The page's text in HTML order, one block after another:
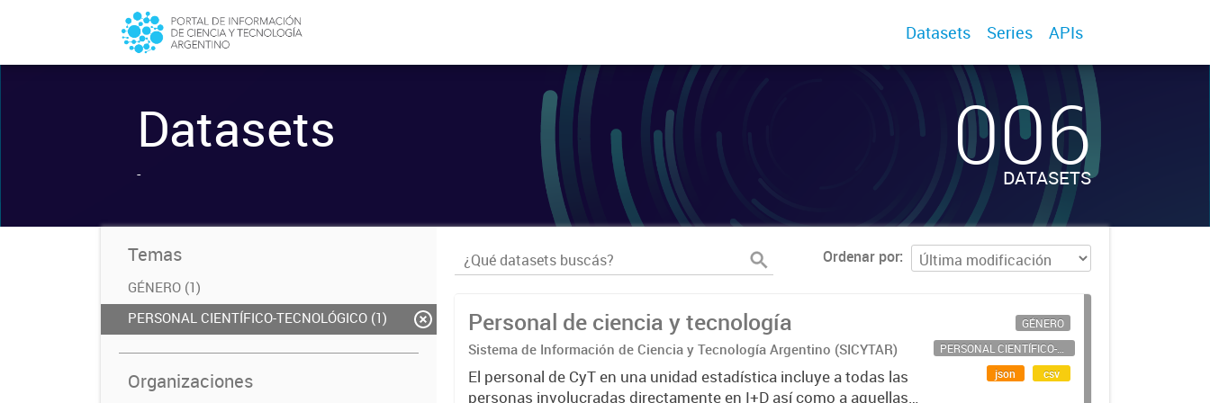
Datasets Series APIs
Datasets
- 006
DATASETS
Temas
GÉNERO (1)
PERSONAL CIENTÍFICO-TECNOLÓGICO (1)
Organizaciones
Ordenar por
Personal de ciencia y tecnología
Sistema de Información de Ciencia y Tecnología Argentino (SICYTAR)
El personal de CyT en una unidad estadística incluye a todas las
personas involucradas directamente en I+D así como a aquellas
GÉNERO
PERSONAL CIENTÍFICO-TECNOLÓGICO
json
csv